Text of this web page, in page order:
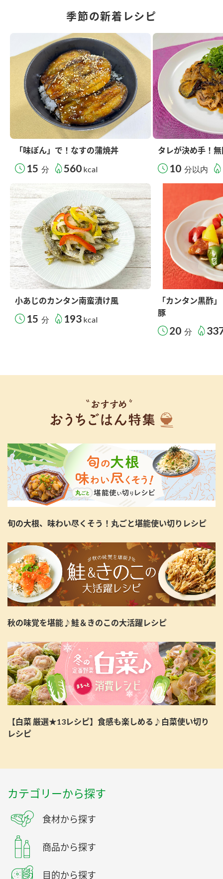
季節の新着レシピ
「味ぽん」で！なすの蒲焼丼
15 分 560 kcal
タレが決め手！
10 分以内
小あじのカンタン南蛮漬け風
15 分 193 kcal
「カンタン黒酢
豚
20 分
旬の大根、味わい尽くそう！丸ごと堪能使い切りレシピ
秋の味覚を堪能♪鮭＆きのこの大活躍レシピ
【白菜 厳選★13レシピ】食感も楽しめる♪白菜使い切り
レシピ
カテゴリーから探す
食材から探す
商品から探す
目的から探す